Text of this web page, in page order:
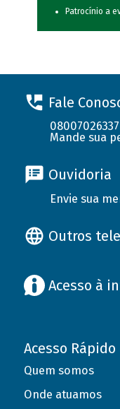
Patrocínio a
Fale
08007026337
Mande sua
Ouvidoria
Envie sua
Outros
Acesso à
Acesso Rápido
Quem somos
Onde atuamos